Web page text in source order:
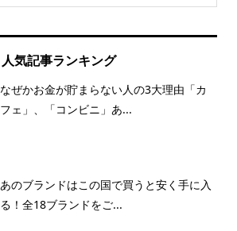
人気記事ランキング
なぜかお金が貯まらない人の3大理由「カ
フェ」、「コンビニ」あ...
あのブランドはこの国で買うと安く手に入
る！全18ブランドをご...